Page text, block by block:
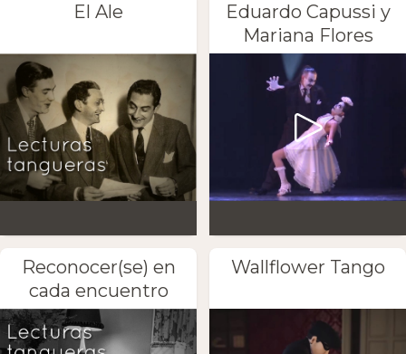
El Ale
Eduardo Capussi y
Mariana Flores
Reconocer(se) en
cada encuentro
Wallflower Tango